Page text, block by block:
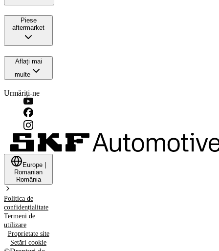
Piese
aftermarket
Aflați mai
multe
Urmăriți-ne
Europe
Romanian
România
Politica de
confidențialitate
Termeni de
utilizare
Proprietate site
Setări cookie